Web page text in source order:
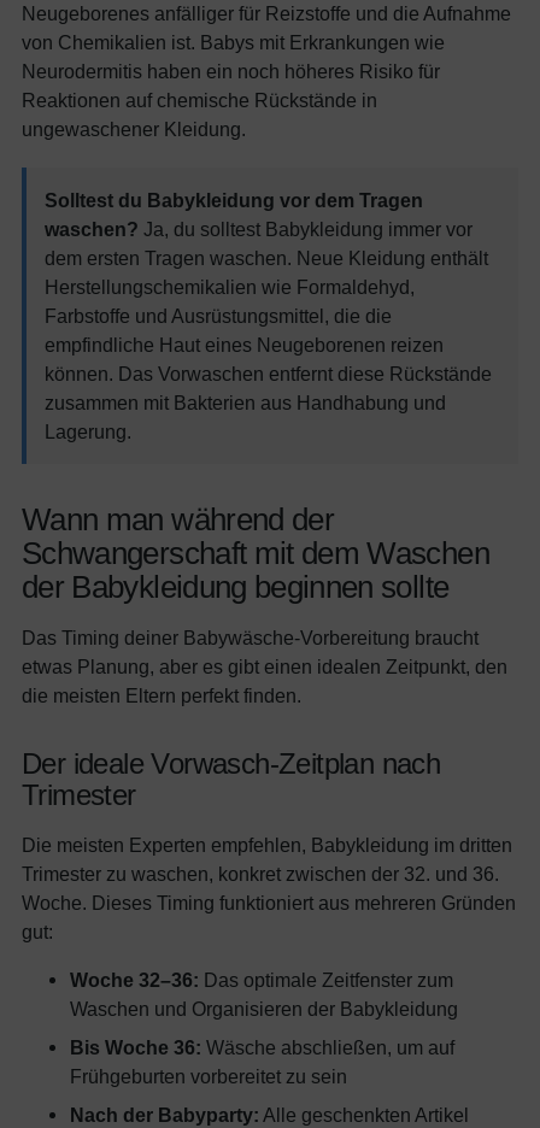
Neugeborenes anfälliger für Reizstoffe und die Aufnahme
von Chemikalien ist. Babys mit Erkrankungen wie
Neurodermitis haben ein noch höheres Risiko für
Reaktionen auf chemische Rückstände in
ungewaschener Kleidung.
Solltest du Babykleidung vor dem Tragen
waschen? Ja, du solltest Babykleidung immer vor
dem ersten Tragen waschen. Neue Kleidung enthält
Herstellungschemikalien wie Formaldehyd,
Farbstoffe und Ausrüstungsmittel, die die
empfindliche Haut eines Neugeborenen reizen
können. Das Vorwaschen entfernt diese Rückstände
zusammen mit Bakterien aus Handhabung und
Lagerung.
Wann man während der
Schwangerschaft mit dem Waschen
der Babykleidung beginnen sollte
Das Timing deiner Babywäsche-Vorbereitung braucht
etwas Planung, aber es gibt einen idealen Zeitpunkt, den
die meisten Eltern perfekt finden.
Der ideale Vorwasch-Zeitplan nach
Trimester
Die meisten Experten empfehlen, Babykleidung im dritten
Trimester zu waschen, konkret zwischen der 32. und 36.
Woche. Dieses Timing funktioniert aus mehreren Gründen
gut:
Woche 32–36: Das optimale Zeitfenster zum
Waschen und Organisieren der Babykleidung
Bis Woche 36: Wäsche abschließen, um auf
Frühgeburten vorbereitet zu sein
Nach der Babyparty: Alle geschenkten Artikel